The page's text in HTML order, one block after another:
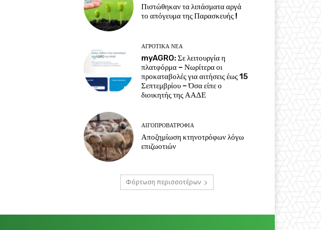
Πιστώθηκαν τα λιπάσματα αργά
το απόγευμα της Παρασκευής !
ΑΓΡΟΤΙΚΆ ΝΈΑ
myAGRO: Σε λειτουργία η
πλατφόρμα – Νωρίτερα οι
προκαταβολές για αιτήσεις έως 15
Σεπτεμβρίου – Όσα είπε ο
διοικητής της ΑΑΔΕ
ΑΙΓΟΠΡΟΒΑΤΡΟΦΊΑ
Αποζημίωση κτηνοτρόφων λόγω
επιζωοτιών
Φόρτωση περισσοτέρων